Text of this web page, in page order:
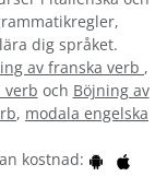
dig språket.
av franska verb ,
verb och Böjning av
, modala engelska
kostnad: